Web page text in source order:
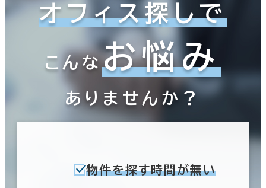
オフィス探しで
こんなお悩み
ありませんか？
物件を探す時間が無い